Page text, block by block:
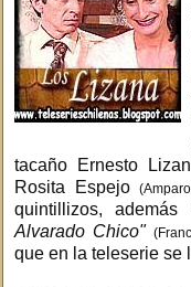
tacaño Ernesto
Rosita Espejo
quintillizos, además
Alvarado Chico"
que en la teleserie se